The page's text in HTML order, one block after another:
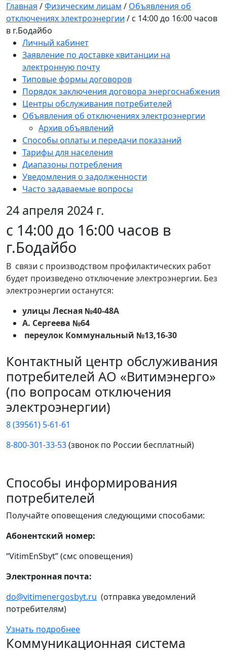
Главная /Физическим лицам / Объявления об
отключениях электроэнергии / с 14:00 до 16:00 часов
в г.Бодайбо
Личный кабинет
Заявление по доставке квитанции на
электронную почту
Типовые формы договоров
Порядок заключения договора энергоснабжения
Центры обслуживания потребителей
Объявления об отключениях электроэнергии
Архив объявлений
Способы оплаты и передачи показаний
Тарифы для населения
Диапазоны потребления
Уведомления о задолженности
Часто задаваемые вопросы
24 апреля 2024 г.
с 14:00 до 16:00 часов в
г.Бодайбо
В связи с производством профилактических работ
будет произведено отключение электроэнергии. Без
электроэнергии останутся:
улицы Лесная №40-48А
А. Сергеева №64
переулок Коммунальный №13,16-30
Контактный центр обслуживания
потребителей АО «Витимэнерго»
(по вопросам отключения
электроэнергии)
8 (39561) 5-61-61
8-800-301-33-53(звонок по России бесплатный)
Способы информирования
потребителей
Получайте оповещения следующими способами:
Абонентский номер:
“VitimEnSbyt” (смс оповещения)
Электронная почта:
do@vitimenergosbyt.ru (отправка уведомлений
потребителям)
Узнать подробнее
Коммуникационная система